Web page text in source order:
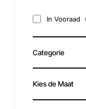
In Vooraad
Categorie
Kies de Maat